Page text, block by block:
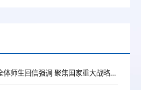
习近平给天津大学全体师生回信强调 聚焦国家重大战略需求提高人才培养质量 更好服务经济社会发展